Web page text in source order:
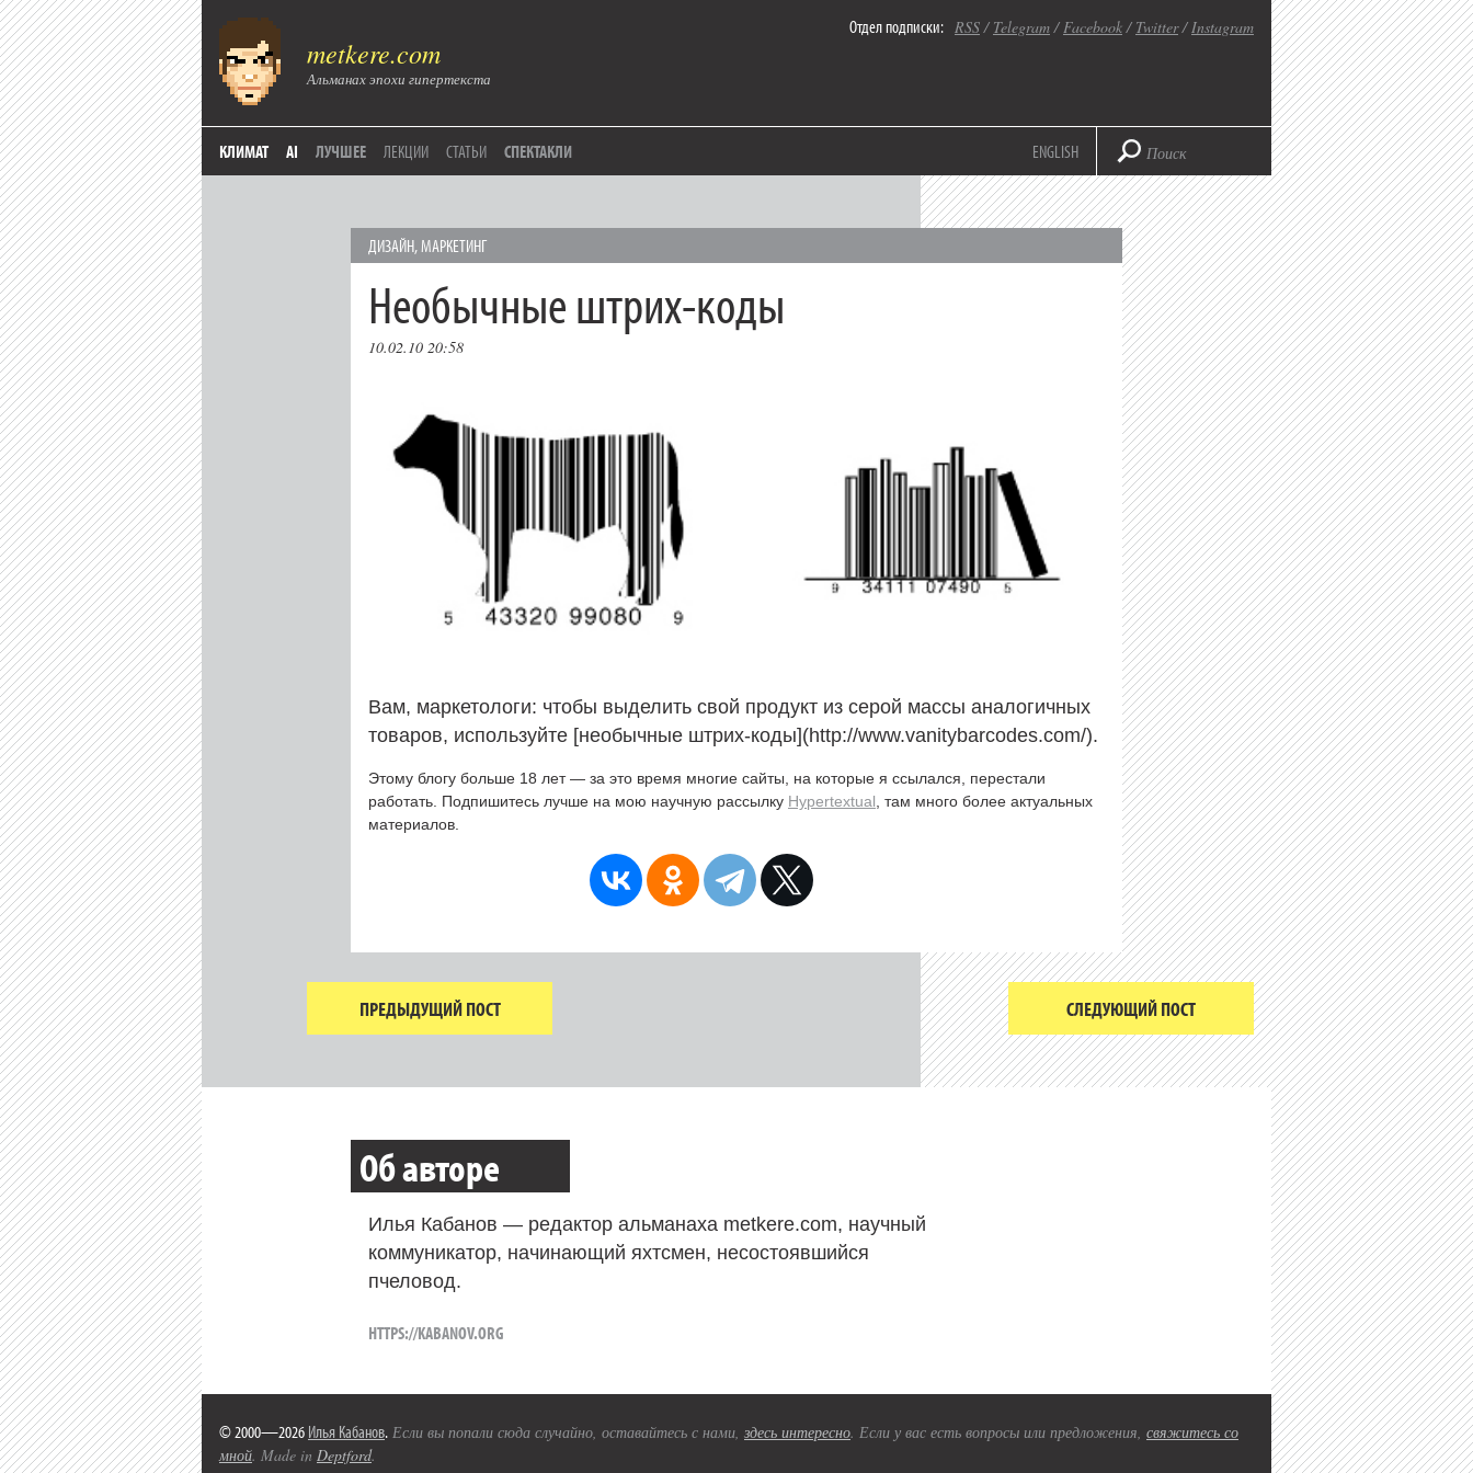
metkere.com
Альманах эпохи гипертекста
Отдел подписки: RSS/ Telegram/Facebook/ Twitter/Instagram
КЛИМАТ AI ЛУЧШЕЕ ЛЕКЦИИ СТАТЬИ СПЕКТАКЛИ ENGLISH
ДИЗАЙН,МАРКЕТИНГ
Необычные штрих-коды
10.02.10 20:58
Вам, маркетологи: чтобы выделить свой продукт из серой массы аналогичных
товаров, используйте [необычные штрих-коды](http://www.vanitybarcodes.com/).
Этому блогу больше 18 лет — за это время многие сайты, на которые я ссылался, перестали
работать. Подпишитесь лучше на мою научную рассылку Hypertextual , там много более актуальных
материалов.
ПРЕДЫДУЩИЙ ПОСТ СЛЕДУЮЩИЙ ПОСТ
Об авторе
Илья Кабанов — редактор альманаха metkere.com, научный
коммуникатор, начинающий яхтсмен, несостоявшийся
пчеловод.
HTTPS://KABANOV.ORG
© 2000—2026 Илья Кабанов. Если вы попали сюда случайно, оставайтесь с нами, здесь интересно. Если у вас есть вопросы или предложения, свяжитесь со
мной. Made in Deptford.